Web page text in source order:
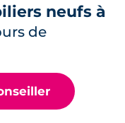
neufs à
de